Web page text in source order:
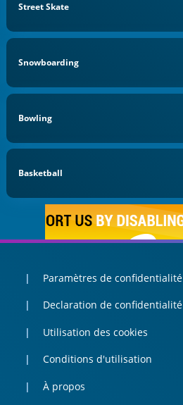
Street Skate
Snowboarding
Bowling
Basketball
Paramètres de confidentialité
Declaration de confidentialité
Utilisation des cookies
Conditions d'utilisation
À propos